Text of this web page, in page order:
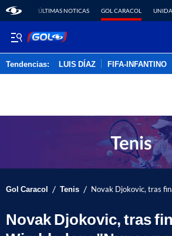
ÚLTIMAS NOTICAS GOL CARACOL
Tendencias: LUIS DÍAZ FIFA-INFANTINO
Gol Caracol / Tenis / Novak Djokovic, tras
Novak Djokovic, tras